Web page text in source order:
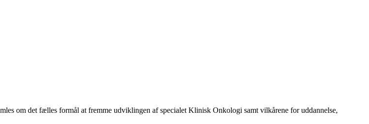
om det fælles formål at fremme udviklingen af specialet Klinisk Onkologi samt vilkårene for uddannelse,